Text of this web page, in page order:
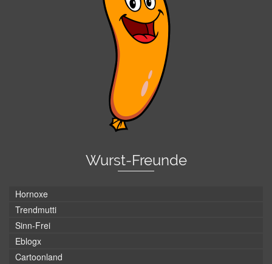
Wurst-Freunde
Hornoxe
Trendmutti
Sinn-Frei
Eblogx
Cartoonland